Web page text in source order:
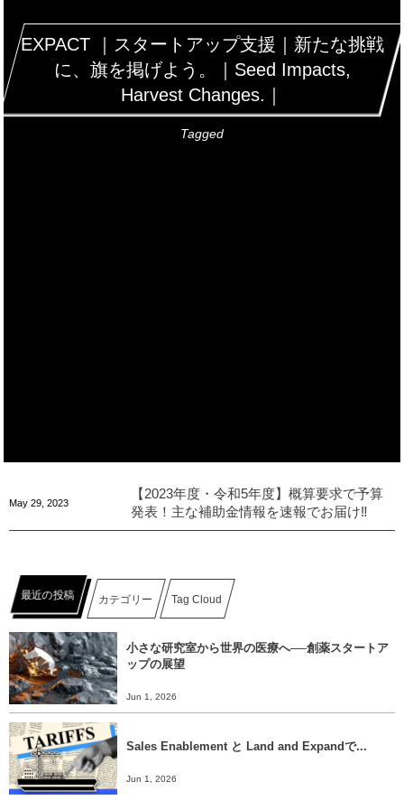
EXPACT ｜スタートアップ支援｜新たな挑戦
に、旗を掲げよう。｜Seed Impacts,
Harvest Changes.｜
Tagged
May 29 2023
【2023年度・令和5年度】概算要求で予算
発表！主な補助金情報を速報でお届け‼︎
最近の投稿 カテゴリー Tag Cloud
小さな研究室から世界の医療へ──創薬スタートア
ップの展望
Jun 1, 2026
Sales Enablement と Land and Expandで...
Jun 1, 2026